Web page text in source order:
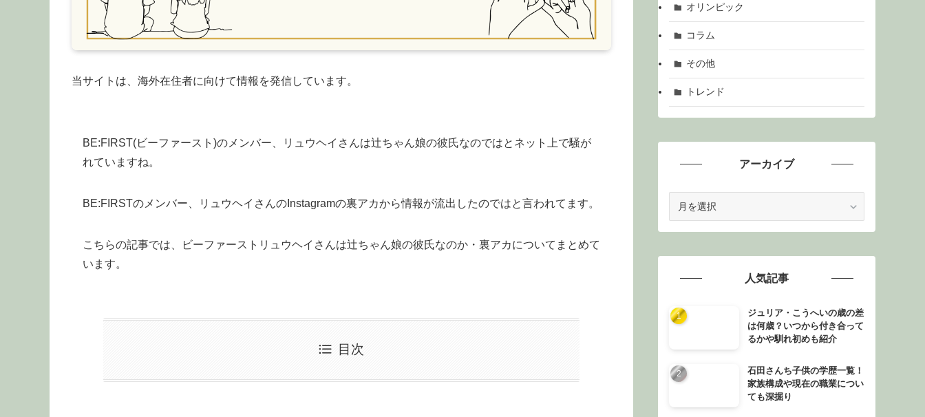
当サイトは、海外在住者に向けて情報を発信しています。
BE:FIRST(ビーファースト)のメンバー、リュウヘイさんは辻ちゃん娘の彼氏なのではとネット上で騒が
れていますね。
BE:FIRSTのメンバー、リュウヘイさんのInstagramの裏アカから情報が流出したのではと言われてます。
こちらの記事では、ビーファーストリュウヘイさんは辻ちゃん娘の彼氏なのか・裏アカについてまとめて
います。
目次
オリンピック
コラム
その他
トレンド
アーカイブ
ブ
人気記事
ジュリア・こうへいの歳の差
は何歳？いつから付き合って
るかや馴れ初めも紹介
石田さんち子供の学歴一覧！
家族構成や現在の職業につい
ても深掘り